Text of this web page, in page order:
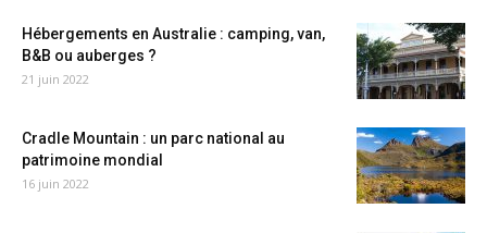
Hébergements en Australie : camping, van,
B&B ou auberges ?
21 juin 2022
Cradle Mountain : un parc national au
patrimoine mondial
16 juin 2022